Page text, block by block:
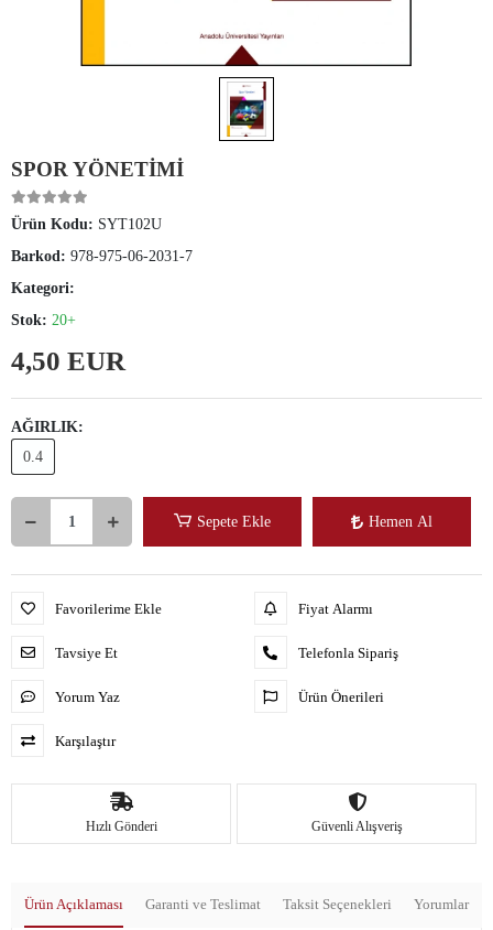
SPOR YÖNETİMİ
Ürün Kodu: SYT102U
Barkod: 978-975-06-2031-7
Kategori:
Stok: 20+
4,50 EUR
AĞIRLIK:
0.4
Sepete Ekle Hemen Al
Favorilerime Ekle
Tavsiye Et
Yorum Yaz
Karşılaştır
Fiyat Alarmı
Telefonla Sipariş
Ürün Önerileri
Hızlı Gönderi Güvenli Alışveriş
Ürün Açıklaması Garanti ve Teslimat Taksit Seçenekleri Yorumlar